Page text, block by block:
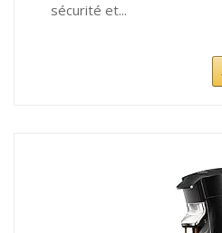
sécurité et...